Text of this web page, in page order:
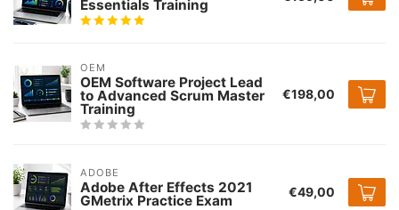
Essentials Training
OEM
OEM Software Project Lead
to Advanced Scrum Master
Training
€198,00
ADOBE
Adobe After Effects 2021
GMetrix Practice Exam €49,00